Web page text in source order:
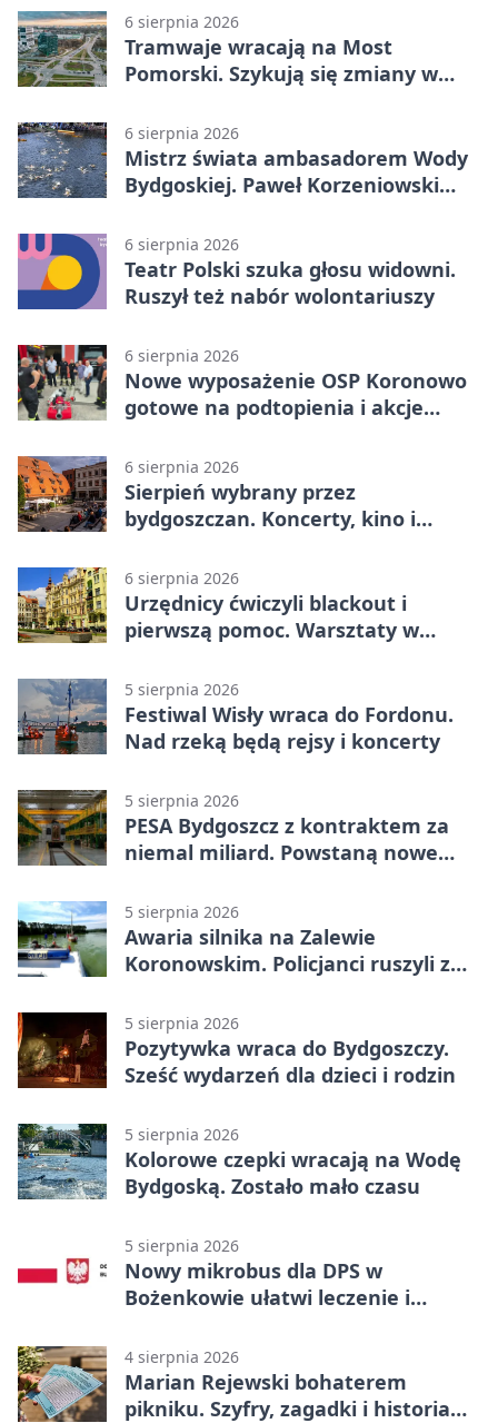
6 sierpnia 2026
Tramwaje wracają na Most
Pomorski. Szykują się zmiany w
6 sierpnia 2026
Mistrz świata ambasadorem Wody
Bydgoskiej. Paweł Korzeniowski
6 sierpnia 2026
Teatr Polski szuka głosu widowni.
Ruszył też nabór wolontariuszy
6 sierpnia 2026
Nowe wyposażenie OSP Koronowo
gotowe na podtopienia i akcje
6 sierpnia 2026
Sierpień wybrany przez
bydgoszczan. Koncerty, kino i
6 sierpnia 2026
Urzędnicy ćwiczyli blackout i
pierwszą pomoc. Warsztaty w
5 sierpnia 2026
Festiwal Wisły wraca do Fordonu.
Nad rzeką będą rejsy i koncerty
5 sierpnia 2026
PESA Bydgoszcz z kontraktem za
niemal miliard. Powstaną nowe
5 sierpnia 2026
Awaria silnika na Zalewie
Koronowskim. Policjanci ruszyli z
5 sierpnia 2026
Pozytywka wraca do Bydgoszczy.
Sześć wydarzeń dla dzieci i rodzin
5 sierpnia 2026
Kolorowe czepki wracają na Wodę
Bydgoską. Zostało mało czasu
5 sierpnia 2026
Nowy mikrobus dla DPS w
Bożenkowie ułatwi leczenie i
4 sierpnia 2026
Marian Rejewski bohaterem
pikniku. Szyfry, zagadki i historia